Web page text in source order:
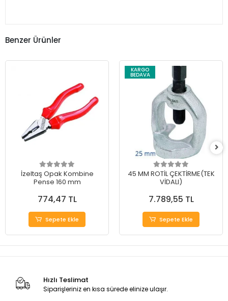
Benzer Ürünler
İzeltaş Opak Kombine
Pense 160 mm
774,47 TL
Sepete Ekle
KARGO
BEDAVA
45 MM ROTİL ÇEKTİRME(TEK
VİDALI)
7.789,55 TL
Sepete Ekle
Hızlı Teslimat
Siparişleriniz en kısa sürede elinize ulaşır.